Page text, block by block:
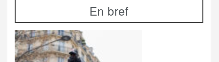
En bref